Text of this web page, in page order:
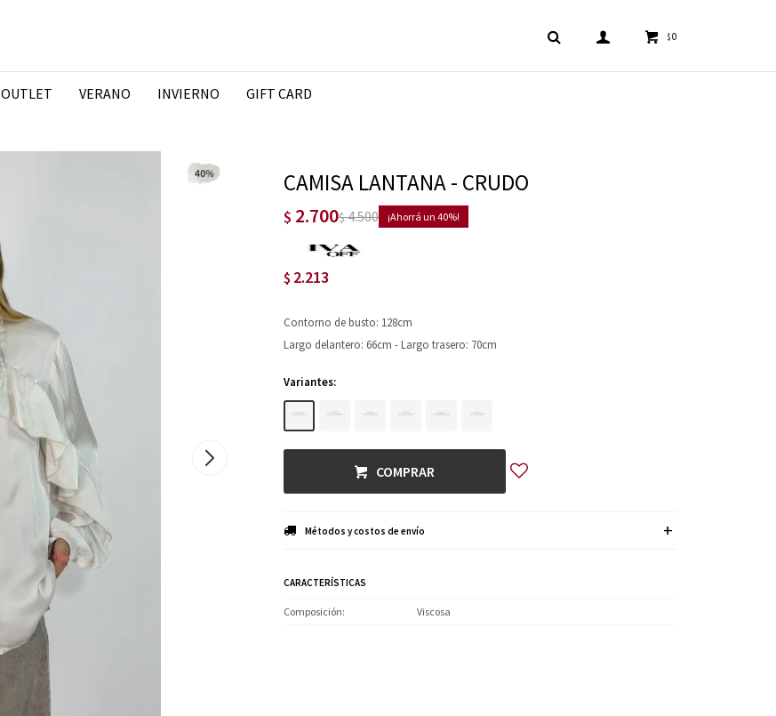
OUTLET VERANO INVIERNO GIFT CARD
$0
CAMISA LANTANA - CRUDO
$ 2.700$4.500 40
$ 2.213
Contorno de busto: 128cm
Largo delantero: 66cm - Largo trasero: 70cm
Variantes:
COMPRAR
Métodos y costos de envío
CARACTERÍSTICAS
Composición Viscosa